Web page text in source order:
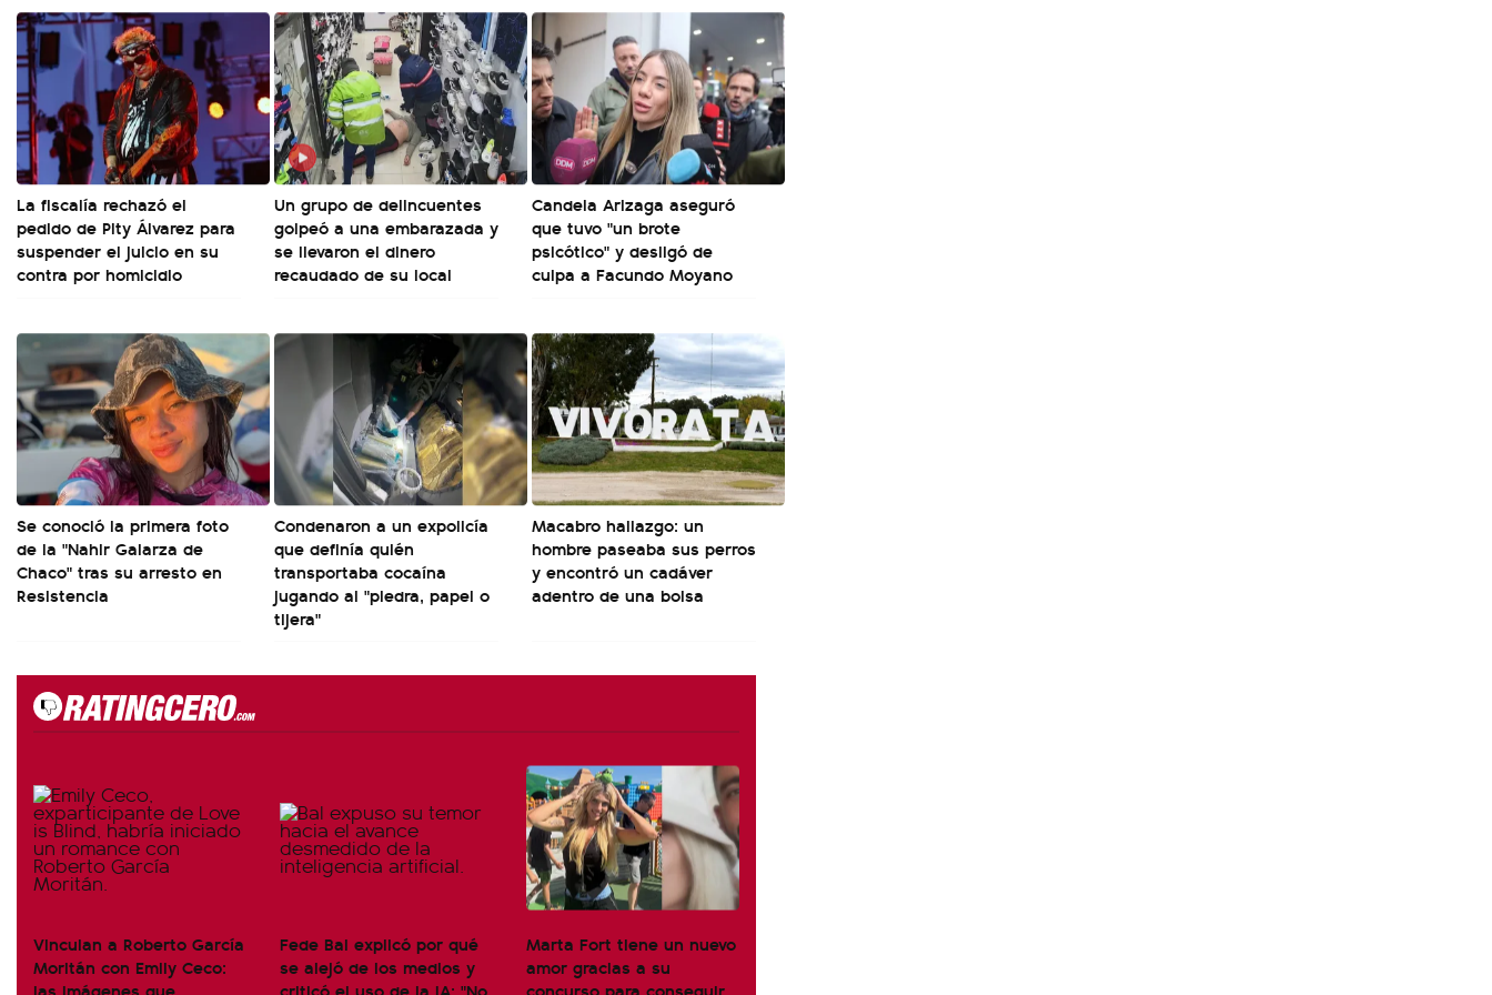
La fiscalía rechazó el
pedido de Pity Álvarez para
suspender el juicio en su
contra por homicidio
Un grupo de delincuentes
golpeó a una embarazada y
se llevaron el dinero
recaudado de su local
Candela Arizaga aseguró
que tuvo "un brote
psicótico" y desligó de
culpa a Facundo Moyano
Se conoció la primera foto
de la "Nahir Galarza de
Chaco" tras su arresto en
Resistencia
Condenaron a un expolicía
que definía quién
transportaba cocaína
jugando al "piedra, papel o
tijera"
Macabro hallazgo: un
hombre paseaba sus perros
y encontró un cadáver
adentro de una bolsa
Vinculan a Roberto García
Moritán con Emily Ceco:
Fede Bal explicó por qué
se alejó de los medios y
Marta Fort tiene un nuevo
amor gracias a su